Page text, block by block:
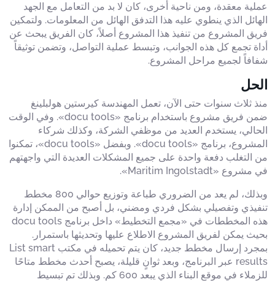
عملية معقدة، ومن ناحية أخرى، كان لا بد من التعامل مع الجهد
الهائل الذي ينطوي عليه هذا التدفق الهائل من المعلومات. ولتمكين
فريق المشروع من تنفيذ هذا المشروع أصلاً، كان الفريق يبحث عن
أداة تجمع كل هذه الجوانب، وتبسط عملية التواصل، وتضمن توثيقاً
شفافاً لجميع مراحل المشروع.
الحل
منذ ثلاث سنوات حتى الآن، تعمل المهندسة كيرستين هولبلينغ
ضمن فريق مشروع باستخدام برنامج «docu tools». وفي الوقت
الحالي، يستخدم العديد من موظفي الشركة، وكذلك شركاء
المشروع، برنامج «docu tools». وبفضل «docu tools»، تمكنوا
من التغلب دفعة واحدة على جميع المشكلات العديدة التي واجهتهم
في مشروع «Maritim Ingolstadt».
وبذلك، لم يعد من الضروري طباعة وتوزيع حوالي 800 مخطط
تنفيذي وتفصيلي بشكل فردي ومضني، بل أصبح من الممكن إدارة
هذه المخططات في «مجمع التخطيط» داخل برنامج docu tools
بحيث يمكن لفريق المشروع الاطلاع عليها وتحديثها باستمرار.
بمجرد إرسال مخطط جديد، كان يتم تحميله في مكتب List smart
results عبر البرنامج، وبعد ثوانٍ قليلة، يصبح أحدث مخطط متاحًا
للزملاء في موقع البناء الذي يبعد 600 كم. وبذلك تم تبسيط